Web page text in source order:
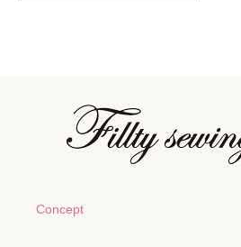
Concept